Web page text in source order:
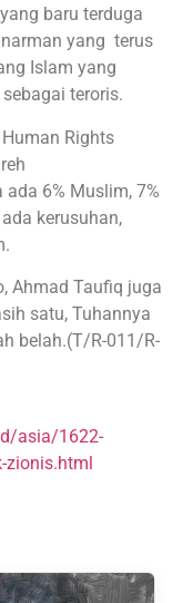
baru terduga
yang terus
Islam yang
teroris.
Rights
6% Muslim, 7%
kerusuhan,
Ahmad Taufiq juga
satu, Tuhannya
belah.(T/R-011/R-
asia/1622-
zionis.html